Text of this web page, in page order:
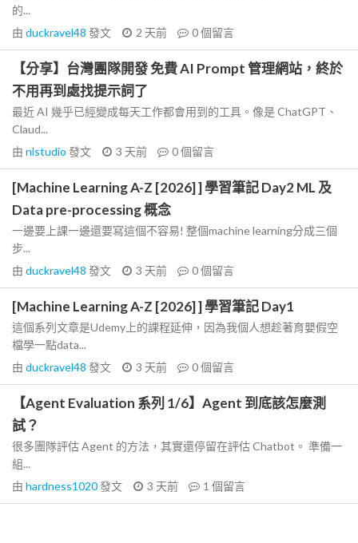
的...
由 duckravel48 發文 2 天前 0個留言
【分享】台灣團隊開發 免費 AI Prompt 管理網站，終於
不用再到處找提示詞了
最近 AI 幾乎已經變成每天工作都會用到的工具。像是 ChatGPT、
Claud...
由 nlstudio 發文 3 天前 0個留言
[Machine Learning A-Z [2026] ] 學習筆記 Day2 ML 及
Data pre-processing 概念
一邊要上課一邊還要寫這個不容易! 整個machine learning分成三個
步...
由 duckravel48 發文 3 天前 0個留言
[Machine Learning A-Z [2026] ] 學習筆記 Day1
這個系列文章是Udemy上的課程延伸，因為我個人想趁著育嬰假空
檔學一點data...
由 duckravel48 發文 3 天前 0個留言
【Agent Evaluation 系列 1/6】Agent 到底該怎麼測
試？
很多團隊評估 Agent 的方法，其實還停留在評估 Chatbot。 準備一
組...
由 hardness1020發文 3 天前 1 個留言